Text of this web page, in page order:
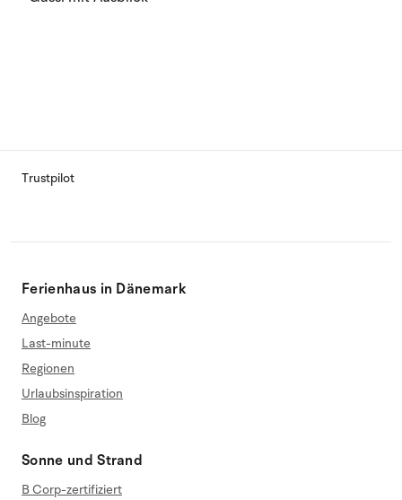
Trustpilot
Ferienhaus in Dänemark
Angebote
Last-minute
Regionen
Urlaubsinspiration
Blog
Sonne und Strand
B Corp-zertifiziert